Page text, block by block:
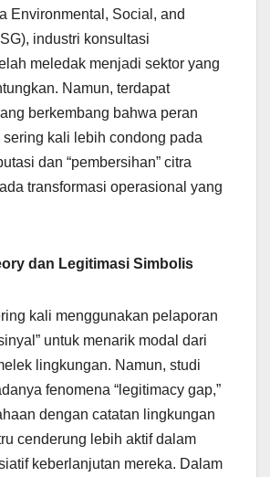
Environmental, Social, and
industri konsultasi
meledak menjadi sektor yang
Namun, terdapat
berkembang bahwa peran
sering kali lebih condong pada
dan “pembersihan” citra
transformasi operasional yang
dan Legitimasi Simbolis
kali menggunakan pelaporan
untuk menarik modal dari
lingkungan. Namun, studi
fenomena “legitimacy gap,”
dengan catatan lingkungan
cenderung lebih aktif dalam
keberlanjutan mereka. Dalam